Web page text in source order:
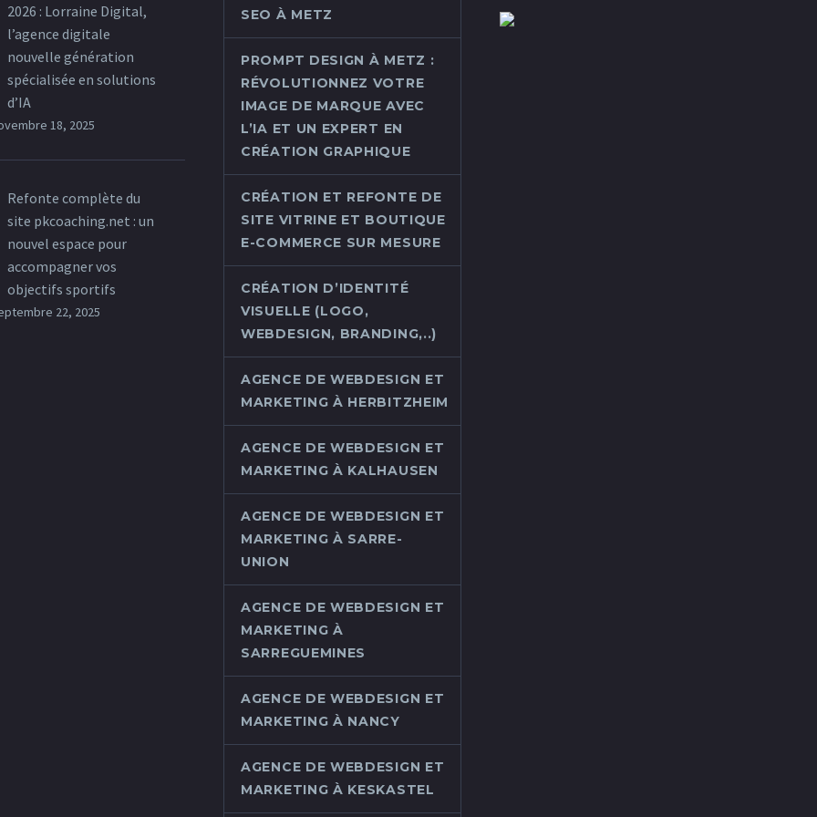
2026 : Lorraine Digital,
l’agence digitale
nouvelle génération
spécialisée en solutions
d’IA
18, 2025
Refonte complète du
site pkcoaching.net : un
nouvel espace pour
accompagner vos
objectifs sportifs
22, 2025
SEO À METZ
PROMPT DESIGN À METZ :
RÉVOLUTIONNEZ VOTRE
IMAGE DE MARQUE AVEC
L’IA ET UN EXPERT EN
CRÉATION GRAPHIQUE
CRÉATION ET REFONTE DE
SITE VITRINE ET BOUTIQUE
E-COMMERCE SUR MESURE
CRÉATION D’IDENTITÉ
VISUELLE (LOGO,
WEBDESIGN, BRANDING,..)
AGENCE DE WEBDESIGN ET
MARKETING À HERBITZHEIM
AGENCE DE WEBDESIGN ET
MARKETING À KALHAUSEN
AGENCE DE WEBDESIGN ET
MARKETING À SARRE-
UNION
AGENCE DE WEBDESIGN ET
MARKETING À
SARREGUEMINES
AGENCE DE WEBDESIGN ET
MARKETING À NANCY
AGENCE DE WEBDESIGN ET
MARKETING À KESKASTEL